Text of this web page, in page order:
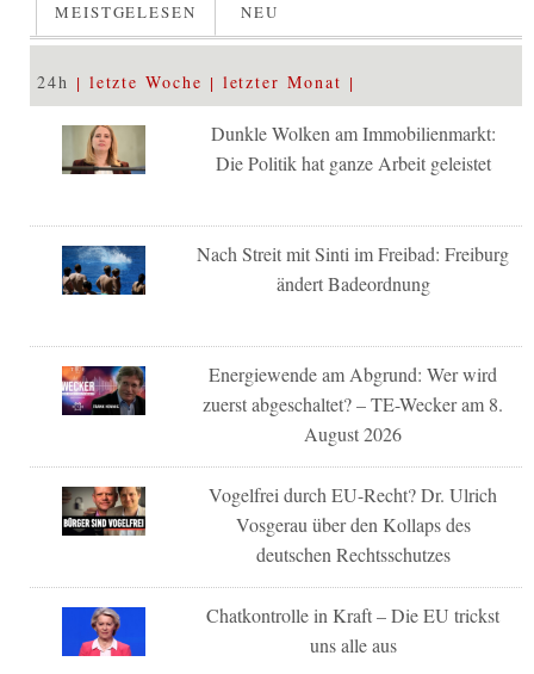
MEISTGELESEN NEU
24h letzte Woche letzter Monat
Dunkle Wolken am Immobilienmarkt:
Die Politik hat ganze Arbeit geleistet
Nach Streit mit Sinti im Freibad: Freiburg
ändert Badeordnung
Energiewende am Abgrund: Wer wird
zuerst abgeschaltet? – TE-Wecker am 8.
August 2026
Vogelfrei durch EU-Recht? Dr. Ulrich
Vosgerau über den Kollaps des
deutschen Rechtsschutzes
Chatkontrolle in Kraft – Die EU trickst
uns alle aus